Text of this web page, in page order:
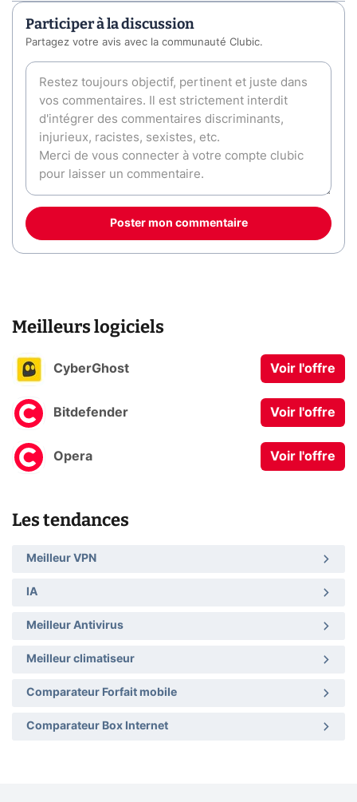
Participer à la discussion
Partagez votre avis avec la communauté Clubic.
Poster mon commentaire
Meilleurs logiciels
CyberGhost Voir l'offre
Bitdefender Voir l'offre
Opera Voir l'offre
Les tendances
Meilleur VPN
IA
Meilleur Antivirus
Meilleur climatiseur
Comparateur Forfait mobile
Comparateur Box Internet